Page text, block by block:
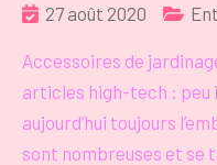
27 août 2020
Accessoires de
articles high-tech : peu
aujourd’hui toujours
sont nombreuses et se